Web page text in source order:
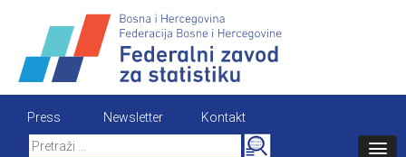
content
Press Newsletter
Kontakt
Search